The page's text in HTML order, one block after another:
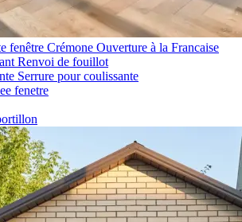
fenêtre Crémone Ouverture à la Francaise
Renvoi de fouillot
Serrure pour coulissante
fenetre